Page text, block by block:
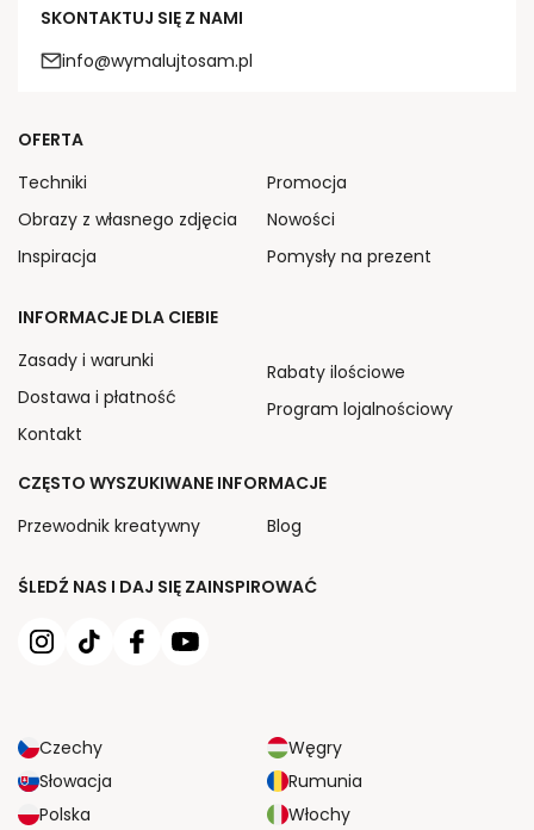
SKONTAKTUJ SIĘ Z NAMI
info@wymalujtosam.pl
ŚLEDŹ NAS I DAJ SIĘ ZAINSPIROWAĆ
Czechy
Węgry
Słowacja
Rumunia
Polska
Włochy
OFERTA
Techniki
Obrazy z własnego zdjęcia
Inspiracja
Promocja
Nowości
Pomysły na prezent
INFORMACJE DLA CIEBIE
Zasady i warunki
Dostawa i płatność
Kontakt
Rabaty ilościowe
Program lojalnościowy
CZĘSTO WYSZUKIWANE INFORMACJE
Przewodnik kreatywny
Blog